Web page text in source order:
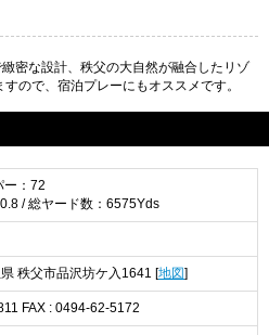
密な設計、秩父の大自然が融合したリゾ
ので、宿泊プレーにもオススメです。
ー：72
/ 総ヤード数：6575Yds
秩父市品沢坊ケ入1641 [ 地図
FAX : 0494-62-5172